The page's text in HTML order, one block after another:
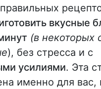
вкусные
(в некоторых
), без стресса и с
усилиями. Эта
именно для вас,